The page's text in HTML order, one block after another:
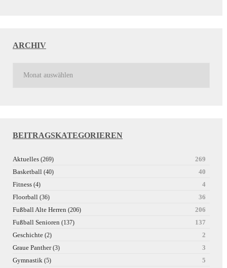
ARCHIV
BEITRAGSKATEGORIEREN
Aktuelles (269)
269
Basketball (40)
40
Fitness (4)
4
Floorball (36)
36
Fußball Alte Herren (206)
206
Fußball Senioren (137)
137
Geschichte (2)
2
Graue Panther(3)
3
Gymnastik (5)
5